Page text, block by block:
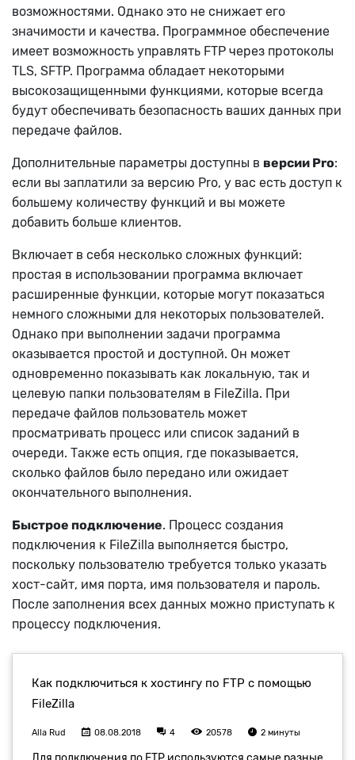
возможностями. Однако это не снижает его
значимости и качества. Программное обеспечение
имеет возможность управлять FTP через протоколы
TLS, SFTP. Программа обладает некоторыми
высокозащищенными функциями, которые всегда
будут обеспечивать безопасность ваших данных при
передаче файлов.
Дополнительные параметры доступны в версии Pro:
если вы заплатили за версию Pro, у вас есть доступ к
большему количеству функций и вы можете
добавить больше клиентов.
Включает в себя несколько сложных функций:
простая в использовании программа включает
расширенные функции, которые могут показаться
немного сложными для некоторых пользователей.
Однако при выполнении задачи программа
оказывается простой и доступной. Он может
одновременно показывать как локальную, так и
целевую папки пользователям в FileZilla. При
передаче файлов пользователь может
просматривать процесс или список заданий в
очереди. Также есть опция, где показывается,
сколько файлов было передано или ожидает
окончательного выполнения.
Быстрое подключение. Процесс создания
подключения к FileZilla выполняется быстро,
поскольку пользователю требуется только указать
хост-сайт, имя порта, имя пользователя и пароль.
После заполнения всех данных можно приступать к
процессу подключения.